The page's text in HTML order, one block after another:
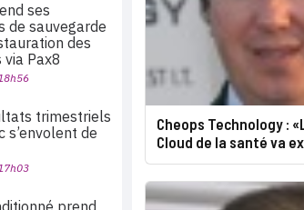
Cheops Technology :
Cloud de la santé va
ses
de sauvegarde
des
via Pax8
trimestriels
s’envolent de
prend